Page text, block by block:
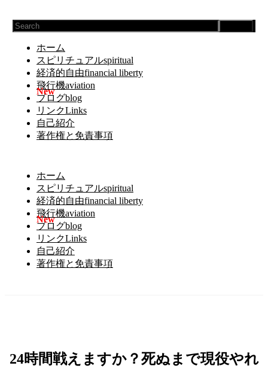
ホーム
スピリチュアルspiritual
経済的自由financial liberty
飛行機aviation
ブログblog
リンクLinks
自己紹介
著作権と免責事項
ホーム
スピリチュアルspiritual
経済的自由financial liberty
飛行機aviation
ブログblog
リンクLinks
自己紹介
著作権と免責事項
24時間戦えますか？死ぬまで現役やれ